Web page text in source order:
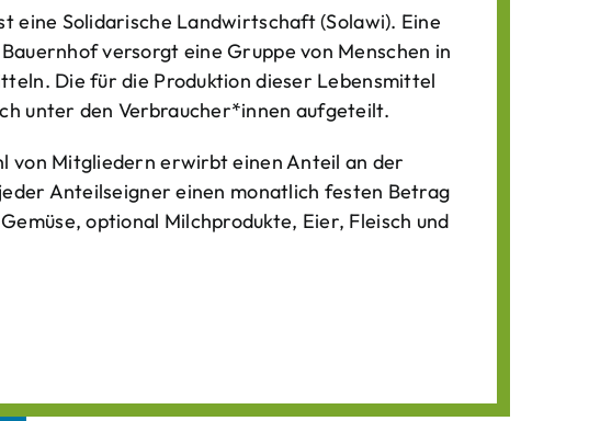
eine Solidarische Landwirtschaft (Solawi). Eine
versorgt eine Gruppe von Menschen in
Die für die Produktion dieser Lebens­mittel
unter den Verbraucher*­innen aufgeteilt.
von Mitgliedern erwirbt einen Anteil an der
Anteilseigner einen monatlich festen Betrag
optional Milchprodukte, Eier, Fleisch und